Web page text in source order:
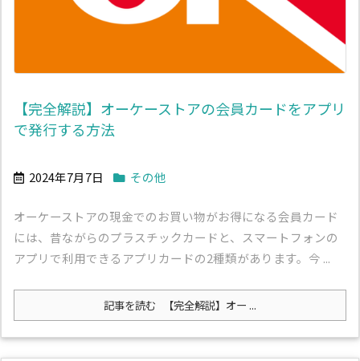
【完全解説】オーケーストアの会員カードをアプリ
で発行する方法
2024年7月7日 その他
オーケーストアの現金でのお買い物がお得になる会員カード
には、昔ながらのプラスチックカードと、スマートフォンの
アプリで利用できるアプリカードの2種類があります。今 ...
記事を読む 【完全解説】オー ...